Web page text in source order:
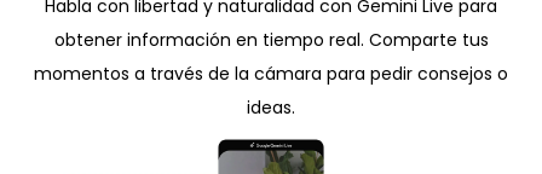
Habla con libertad y naturalidad con Gemini Live para
obtener información en tiempo real. Comparte tus
momentos a través de la cámara para pedir consejos o
ideas.